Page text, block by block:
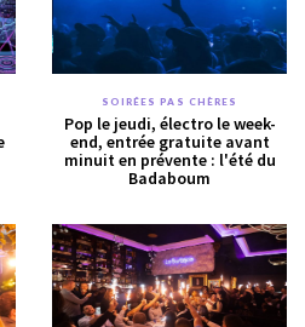
SOIRÉES PAS CHÈRES
Pop le jeudi, électro le week-
end, entrée gratuite avant
minuit en prévente : l'été du
Badaboum